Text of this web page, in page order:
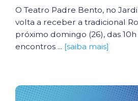
O Teatro Padre Bento, no
volta a receber a tradicional
próximo domingo (26), das 10h
encontros ... [saiba mais]